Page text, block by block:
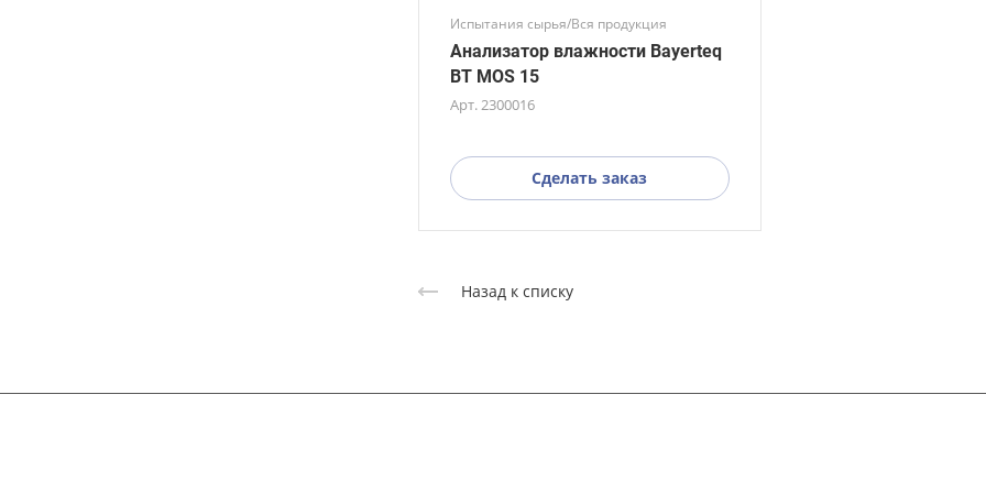
Испытания сырья/Вся продукция
Анализатор влажности Bayerteq
BT MOS 15
Арт.2300016
Сделать заказ
Назад к списку